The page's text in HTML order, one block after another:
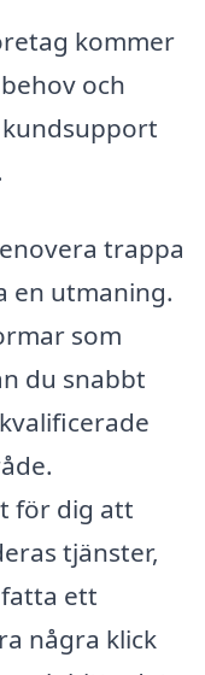
kommer
och
trappa
en utmaning.
som
du snabbt
för dig att
tjänster,
ett
några klick